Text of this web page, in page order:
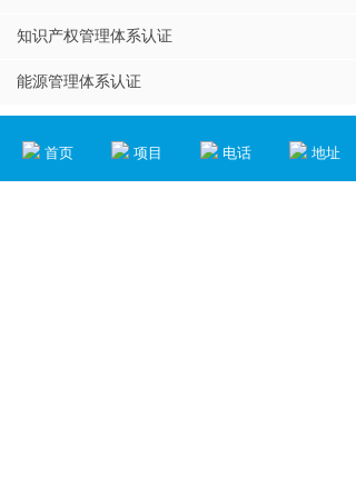
知识产权管理体系认证
能源管理体系认证
首页 项目 电话 地址